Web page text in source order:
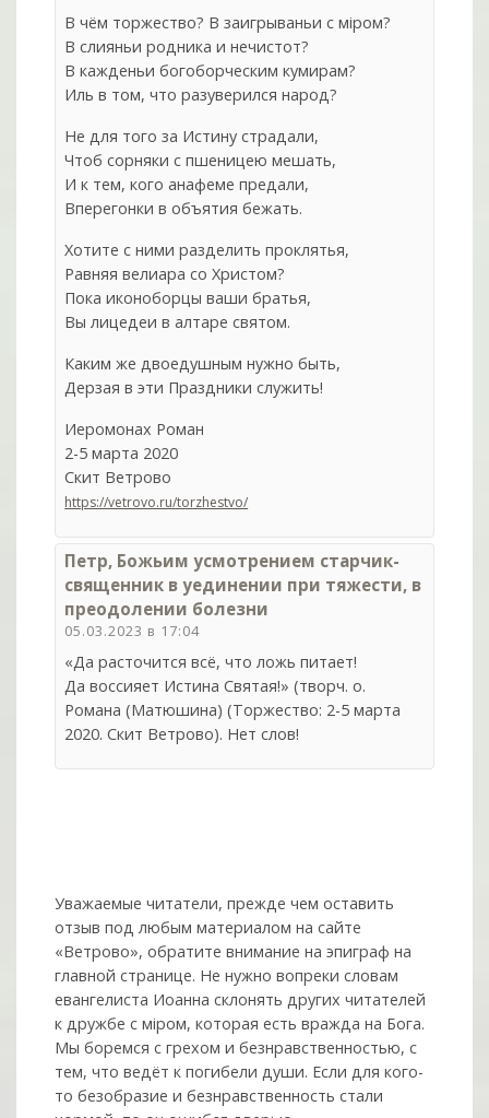
В чём торжество? В заигрываньи с мiром?
В слияньи родника и нечистот?
В кажденьи богоборческим кумирам?
Иль в том, что разуверился народ?
Не для того за Истину страдали,
Чтоб сорняки с пшеницею мешать,
И к тем, кого анафеме предали,
Вперегонки в объятия бежать.
Хотите с ними разделить проклятья,
Равняя велиара со Христом?
Пока иконоборцы ваши братья,
Вы лицедеи в алтаре святом.
Каким же двоедушным нужно быть,
Дерзая в эти Праздники служить!
Иеромонах Роман
2-5 марта 2020
Скит Ветрово
https://vetrovo.ru/torzhestvo/
Петр, Божьим усмотрением старчик-
священник в уединении при тяжести, в
преодолении болезни
05.03.2023 в 17:04
«Да расточится всё, что ложь питает!
Да воссияет Истина Святая!» (творч. о.
Романа (Матюшина) (Торжество: 2-5 марта
2020. Скит Ветрово). Нет слов!
Уважаемые читатели, прежде чем оставить
отзыв под любым материалом на сайте
«Ветрово», обратите внимание на эпиграф на
главной странице. Не нужно вопреки словам
евангелиста Иоанна склонять других читателей
к дружбе с мiром, которая есть вражда на Бога.
Мы боремся с грехом и без­нрав­ствен­ностью, с
тем, что ведёт к погибели души. Если для кого-
то безобразие и безнравственность стали